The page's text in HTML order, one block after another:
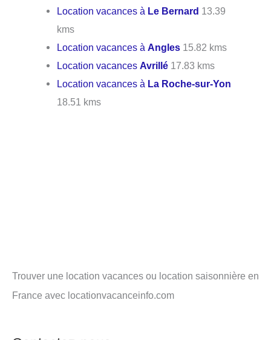
Location vacances à Le Bernard 13.39
kms
Location vacances àAngles 15.82 kms
Location vacancesAvrillé 17.83 kms
Location vacances à La Roche-sur-Yon
18.51 kms
Trouver une location vacances ou location saisonnière en
France avec locationvacanceinfo.com